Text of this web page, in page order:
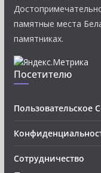
памятные места
памятниках.
Посетителю
Пользовательское
Сотрудничество